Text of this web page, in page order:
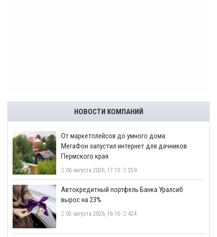
НОВОСТИ КОМПАНИЙ
От маркетплейсов до умного дома:
МегаФон запустил интернет для дачников
Пермского края
06 августа 2026, 17:10 259
​Автокредитный портфель Банка Уралсиб
вырос на 23%
05 августа 2026, 16:10 424